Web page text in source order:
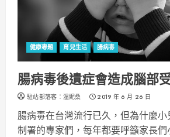
健康專題 育兒生活 腸病毒
腸病毒後遺症會造成腦部
駐站部落客：溫妮桑 2019 年 6 月 26 日
腸病毒在台灣流行已久，但為什麼
制署的專家們，每年都要呼籲家長